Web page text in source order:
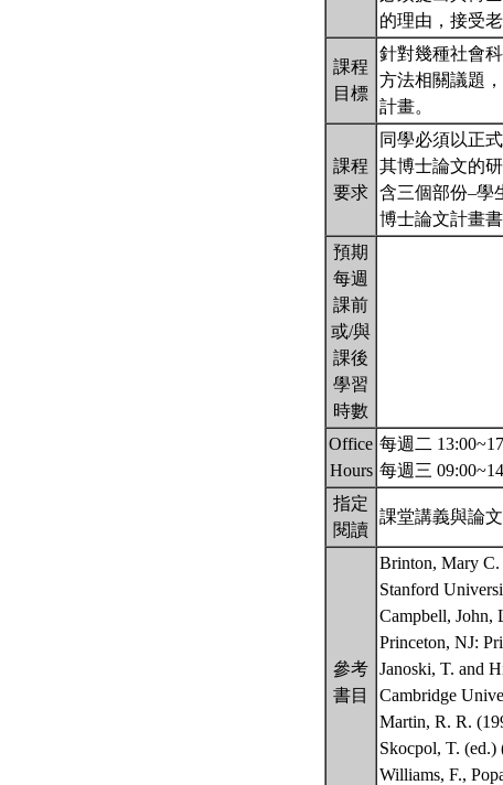
的理由，接受
課程
目標
針對幾種社會
方法相關議題
計畫。
課程
要求
同學必須以正
其博士論文的
含三個部份–學
博士論文計畫
預期
每週
課前
或/與
課後
學習
時數
Office
Hours
每週二
每週三
指定
閱讀
課堂講義與論文
參考
書目
Brinton, Mary C.
Stanford
Campbell, John,
Princeton, NJ:
Janoski, T. and
Cambridge
Martin, R. R.
Skocpol, T. (ed.)
Williams, F.,